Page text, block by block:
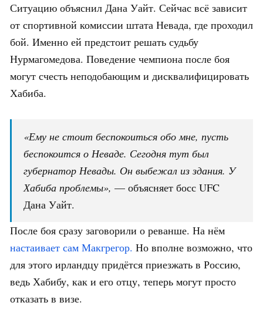
Ситуацию объяснил Дана Уайт. Сейчас всё зависит
от спортивной комиссии штата Невада, где проходил
бой. Именно ей предстоит решать судьбу
Нурмагомедова. Поведение чемпиона после боя
могут счесть неподобающим и дисквалифицировать
Хабиба.
«Ему не стоит беспокоиться обо мне, пусть
беспокоится о Неваде. Сегодня тут был
губернатор Невады. Он выбежал из здания. У
Хабиба проблемы», — объясняет босс UFC
Дана Уайт.
После боя сразу заговорили о реванше. На нём
настаивает сам Макгрегор. Но вполне возможно, что
для этого ирландцу придётся приезжать в Россию,
ведь Хабибу, как и его отцу, теперь могут просто
отказать в визе.